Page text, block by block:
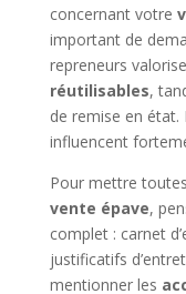
concernant votre
important de
repreneurs
réutilisables,
de remise en état.
influencent
Pour mettre
vente épave,
complet : carnet
justificatifs
mentionner les